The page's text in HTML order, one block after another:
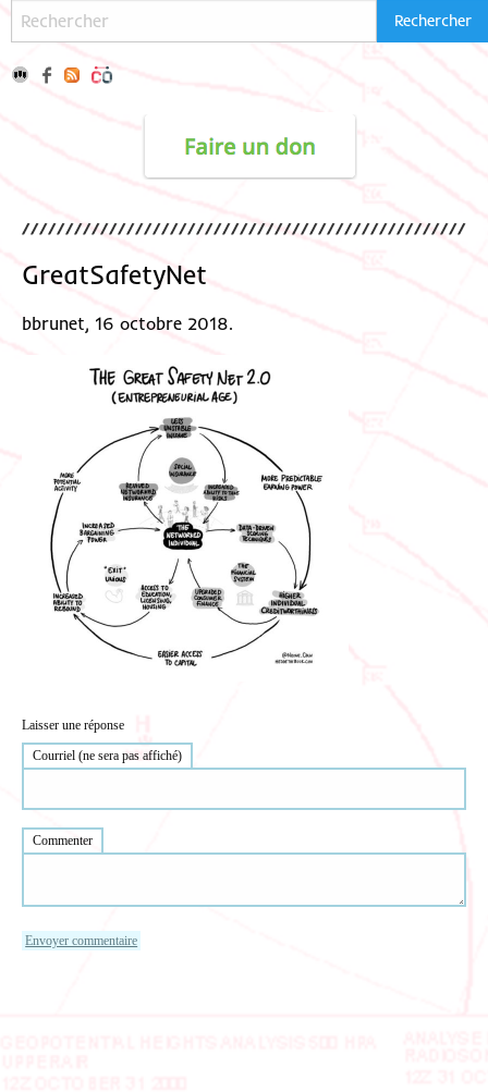
GreatSafetyNet
bbrunet, 16 octobre 2018.
Laisser une réponse
Courriel (ne sera pas affiché)
Commenter